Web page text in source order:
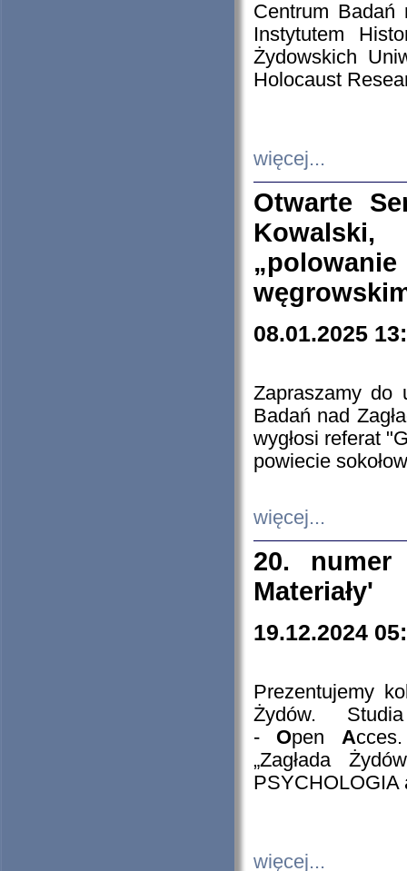
Centrum Badań
Instytutem
Żydowskich
Holocaust
więcej...
Otwarte
08.01.2025
Zapraszamy do
Badań nad
wygłosi referat
powiecie
więcej...
20. numer
Materiały'
19.12.2024
Prezentujemy
Żydów.
- Open A
„Zagłada
PSYCHOLOGIA
więcej...